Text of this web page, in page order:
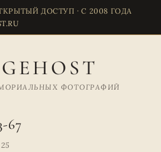
ДОСТУП · С 2008 ГОДА
ФОТОГРАФИЙ
67